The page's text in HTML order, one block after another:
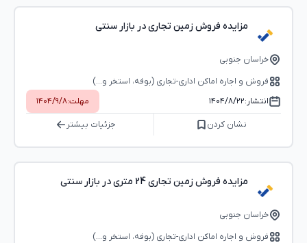
مزایده فروش زمین تجاری در بازار سنتی
خراسان جنوبی
فروش و اجاره اماکن اداری-تجاری (بوفه، استخر و...)
انتشار:۱۴۰۴/۸/۲۲ مهلت:۱۴۰۴/۹/۸
نشان کردن جزئیات بیشتر
مزایده فروش زمین تجاری 24 متری در بازار سنتی
خراسان جنوبی
فروش و اجاره اماکن اداری-تجاری (بوفه، استخر و...)